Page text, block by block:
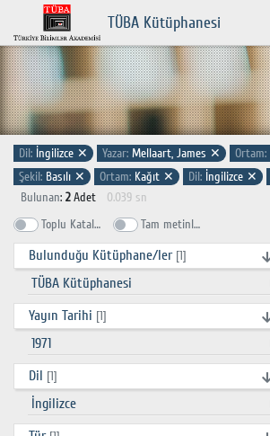
TÜBA Kütüphanesi
Dil: İngilizce ✕ Yazar: Mellaart, James ✕ Ortam:
Şekil: Basılı ✕ Ortam: Kağıt ✕ Dil: İngilizce ✕
Bulunan: 2Adet
0.039 sn
Toplu Katalog
Tam metinlerde ara
Bulunduğu Kütüphane/ler [1]
TÜBA Kütüphanesi
Yayın Tarihi [1]
1971
Dil [1]
İngilizce